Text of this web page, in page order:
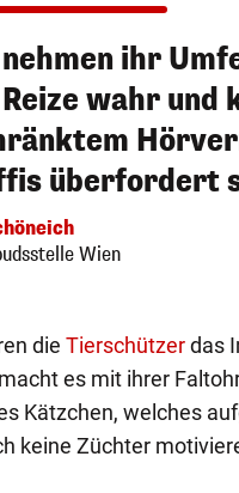
ihr
wahr und
überfordert
Wien
die Tierschützerdas
es mit ihrer
Kätzchen, welches
keine Züchter